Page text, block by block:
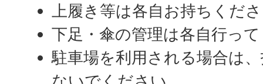
上履き等は各自お持ちくだ
下足・傘の管理は各自行っ
駐車場を利用される場合は